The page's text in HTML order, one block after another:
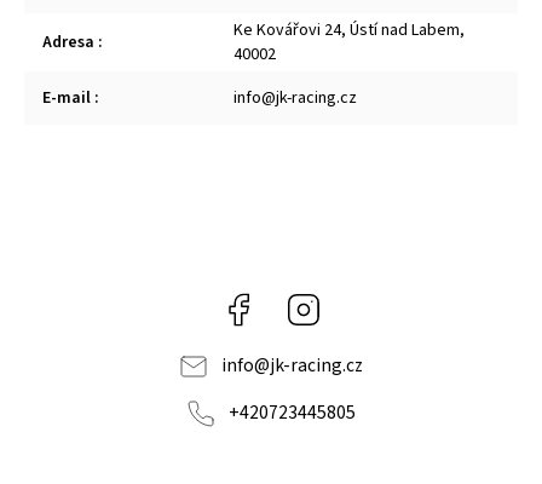
Adresa :
Ke Kovářovi 24, Ústí nad Labem,
40002
E-mail : info@jk-racing.cz
Facebook
info@jk-racing.cz
+420723445805